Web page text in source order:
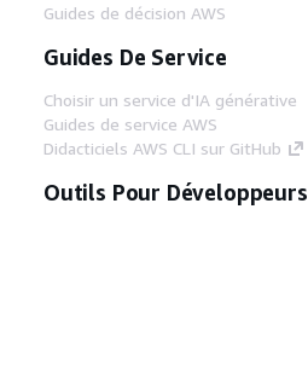
Guides de décision AWS
Guides De Service
Choisir un service d'IA générative
Guides de service AWS
Didacticiels AWS CLI sur GitHub
Outils Pour Développeurs